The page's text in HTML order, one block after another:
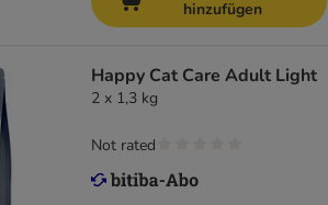
hinzufügen
Happy Cat Care Adult Light
2 x 1,3 kg
Not rated